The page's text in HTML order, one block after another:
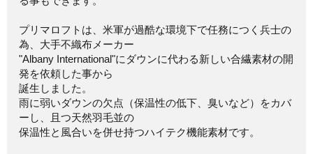
プリマロフトは、米軍が過酷な環境下で任務につく兵士の
為、大手不織布メーカー
"Albany International"にダウンに代わる新しい合繊素材の開
発を依頼した事から
誕生しました。
雨に弱いダウンの欠点（保温性の低下、臭いなど）をカバ
ーし、且つ天然羽毛並の
保温性と風合いを併せ持つハイテク機能素材です。